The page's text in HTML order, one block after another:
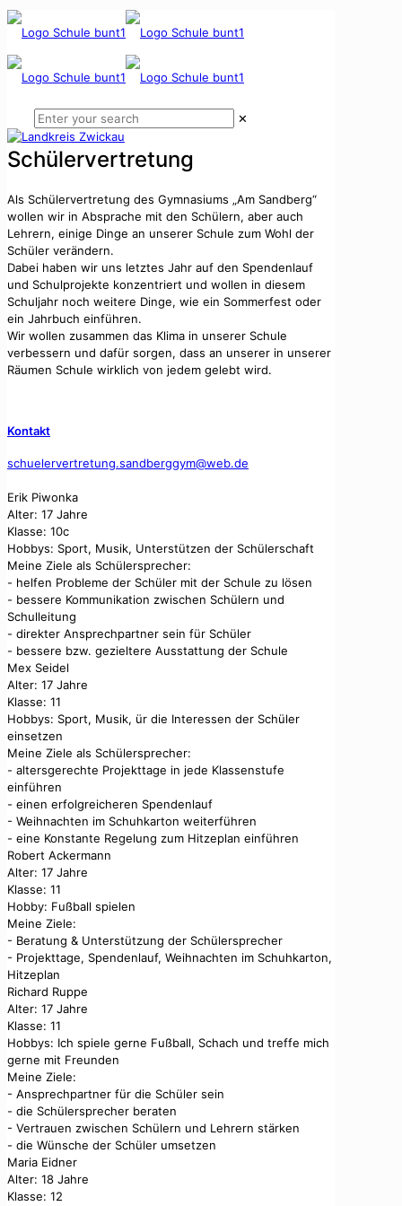
✕
Schülervertretung
Als Schülervertretung des Gymnasiums „Am Sandberg“
wollen wir in Absprache mit den Schülern, aber auch
Lehrern, einige Dinge an unserer Schule zum Wohl der
Schüler verändern.
Dabei haben wir uns letztes Jahr auf den Spendenlauf
und Schulprojekte konzentriert und wollen in diesem
Schuljahr noch weitere Dinge, wie ein Sommerfest oder
ein Jahrbuch einführen.
Wir wollen zusammen das Klima in unserer Schule
verbessern und dafür sorgen, dass an unserer in unserer
Räumen Schule wirklich von jedem gelebt wird.
Kontakt
schuelervertretung.sandberggym@web.de
Erik Piwonka
Alter: 17 Jahre
Klasse: 10c
Hobbys: Sport, Musik, Unterstützen der Schülerschaft
Meine Ziele als Schülersprecher:
- helfen Probleme der Schüler mit der Schule zu lösen
- bessere Kommunikation zwischen Schülern und
Schulleitung
- direkter Ansprechpartner sein für Schüler
- bessere bzw. gezieltere Ausstattung der Schule
Mex Seidel
Alter: 17 Jahre
Klasse: 11
Hobbys: Sport, Musik, ür die Interessen der Schüler
einsetzen
Meine Ziele als Schülersprecher:
- altersgerechte Projekttage in jede Klassenstufe
einführen
- einen erfolgreicheren Spendenlauf
- Weihnachten im Schuhkarton weiterführen
- eine Konstante Regelung zum Hitzeplan einführen
Robert Ackermann
Alter: 17 Jahre
Klasse: 11
Hobby: Fußball spielen
Meine Ziele:
- Beratung & Unterstützung der Schülersprecher
- Projekttage, Spendenlauf, Weihnachten im Schuhkarton,
Hitzeplan
Richard Ruppe
Alter: 17 Jahre
Klasse: 11
Hobbys: Ich spiele gerne Fußball, Schach und treffe mich
gerne mit Freunden
Meine Ziele:
- Ansprechpartner für die Schüler sein
- die Schülersprecher beraten
- Vertrauen zwischen Schülern und Lehrern stärken
- die Wünsche der Schüler umsetzen
Maria Eidner
Alter: 18 Jahre
Klasse: 12